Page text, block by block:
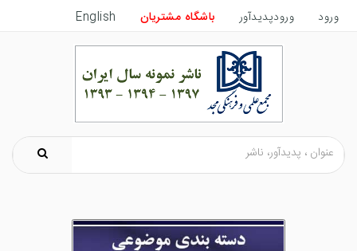
ورود ورودپدیدآور باشگاه مشتریان English